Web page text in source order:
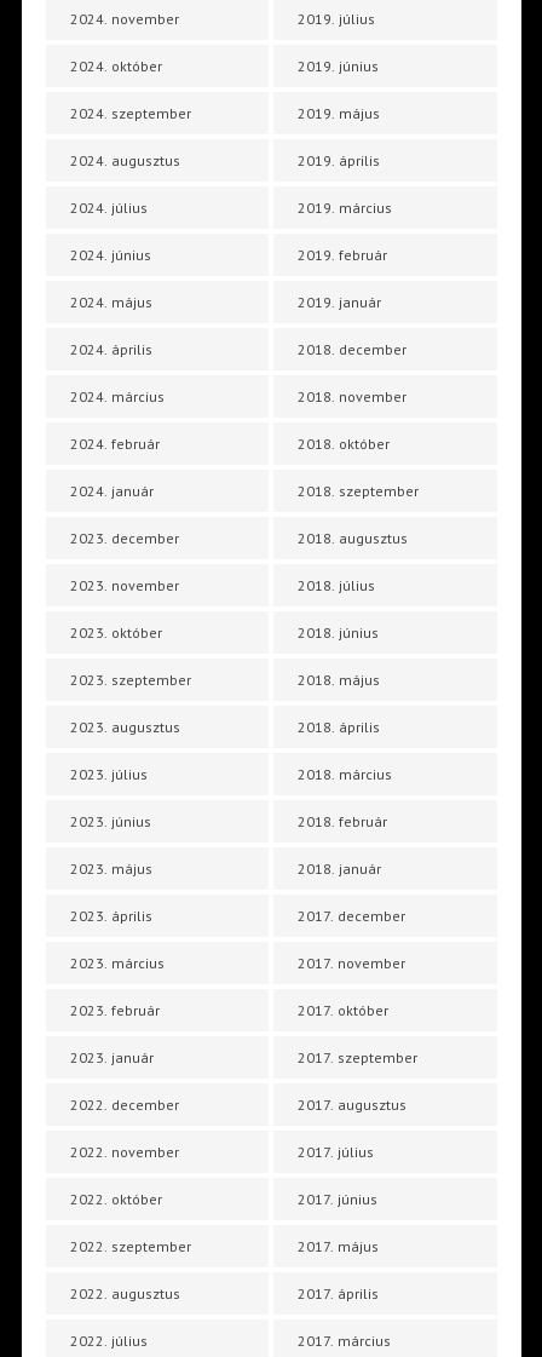
2024. november
2024. október
2024. szeptember
2024. augusztus
2024. július
2024. június
2024. május
2024. április
2024. március
2024. február
2024. január
2023. december
2023. november
2023. október
2023. szeptember
2023. augusztus
2023. július
2023. június
2023. május
2023. április
2023. március
2023. február
2023. január
2022. december
2022. november
2022. október
2022. szeptember
2022. augusztus
2022. július
2019. július
2019. június
2019. május
2019. április
2019. március
2019. február
2019. január
2018. december
2018. november
2018. október
2018. szeptember
2018. augusztus
2018. július
2018. június
2018. május
2018. április
2018. március
2018. február
2018. január
2017. december
2017. november
2017. október
2017. szeptember
2017. augusztus
2017. július
2017. június
2017. május
2017. április
2017. március